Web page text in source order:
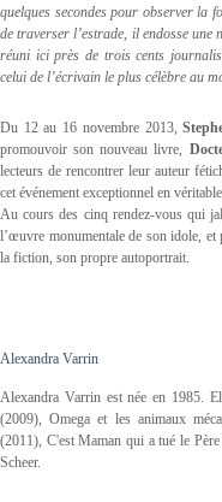
quelques secondes pour observer la
de traverser l’estrade, il endosse une
réuni ici près de trois cents
celui de l’écrivain le plus célèbre au
Du 12 au 16 novembre 2013,
promouvoir son nouveau livre,
lecteurs de rencontrer leur auteur
cet événement exceptionnel en
Au cours des cinq rendez-vous qui
l’œuvre monumentale de son idole,
la fiction, son propre autoportrait.
Alexandra Varrin
Alexandra Varrin est née en 1985.
(2009),Omega et les animaux
(2011), C'est Maman qui a tué le
Scheer.